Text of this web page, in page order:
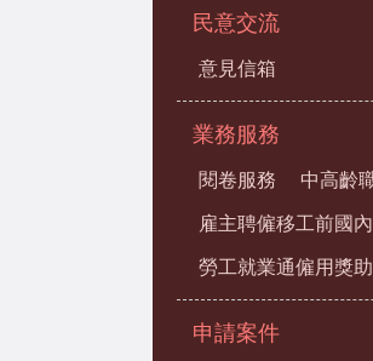
民意交流
意見信箱
業務服務
閱卷服務 中高齡
雇主聘僱移工前國
勞工就業通僱用獎助
申請案件